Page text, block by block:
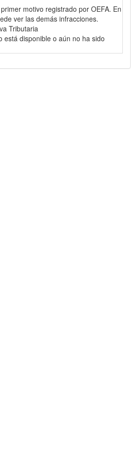
motivo registrado por OEFA. En
ver las demás infracciones.
Tributaria
está disponible o aún no ha sido